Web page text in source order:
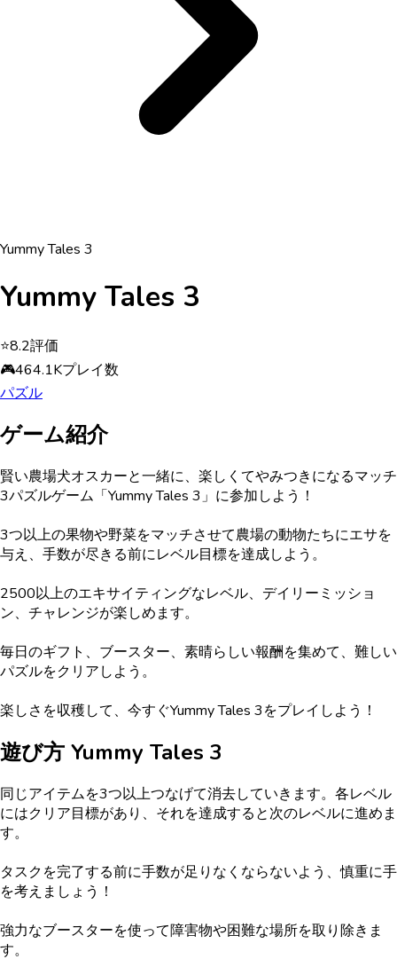
Yummy Tales 3
Yummy Tales 3
⭐8.2評価
🎮464.1Kプレイ数
パズル
ゲーム紹介
賢い農場犬オスカーと一緒に、楽しくてやみつきになるマッチ
3パズルゲーム「Yummy Tales 3」に参加しよう！
3つ以上の果物や野菜をマッチさせて農場の動物たちにエサを
与え、手数が尽きる前にレベル目標を達成しよう。
2500以上のエキサイティングなレベル、デイリーミッショ
ン、チャレンジが楽しめます。
毎日のギフト、ブースター、素晴らしい報酬を集めて、難しい
パズルをクリアしよう。
楽しさを収穫して、今すぐYummy Tales 3をプレイしよう！
遊び方 Yummy Tales 3
同じアイテムを3つ以上つなげて消去していきます。各レベル
にはクリア目標があり、それを達成すると次のレベルに進めま
す。
タスクを完了する前に手数が足りなくならないよう、慎重に手
を考えましょう！
強力なブースターを使って障害物や困難な場所を取り除きま
す。